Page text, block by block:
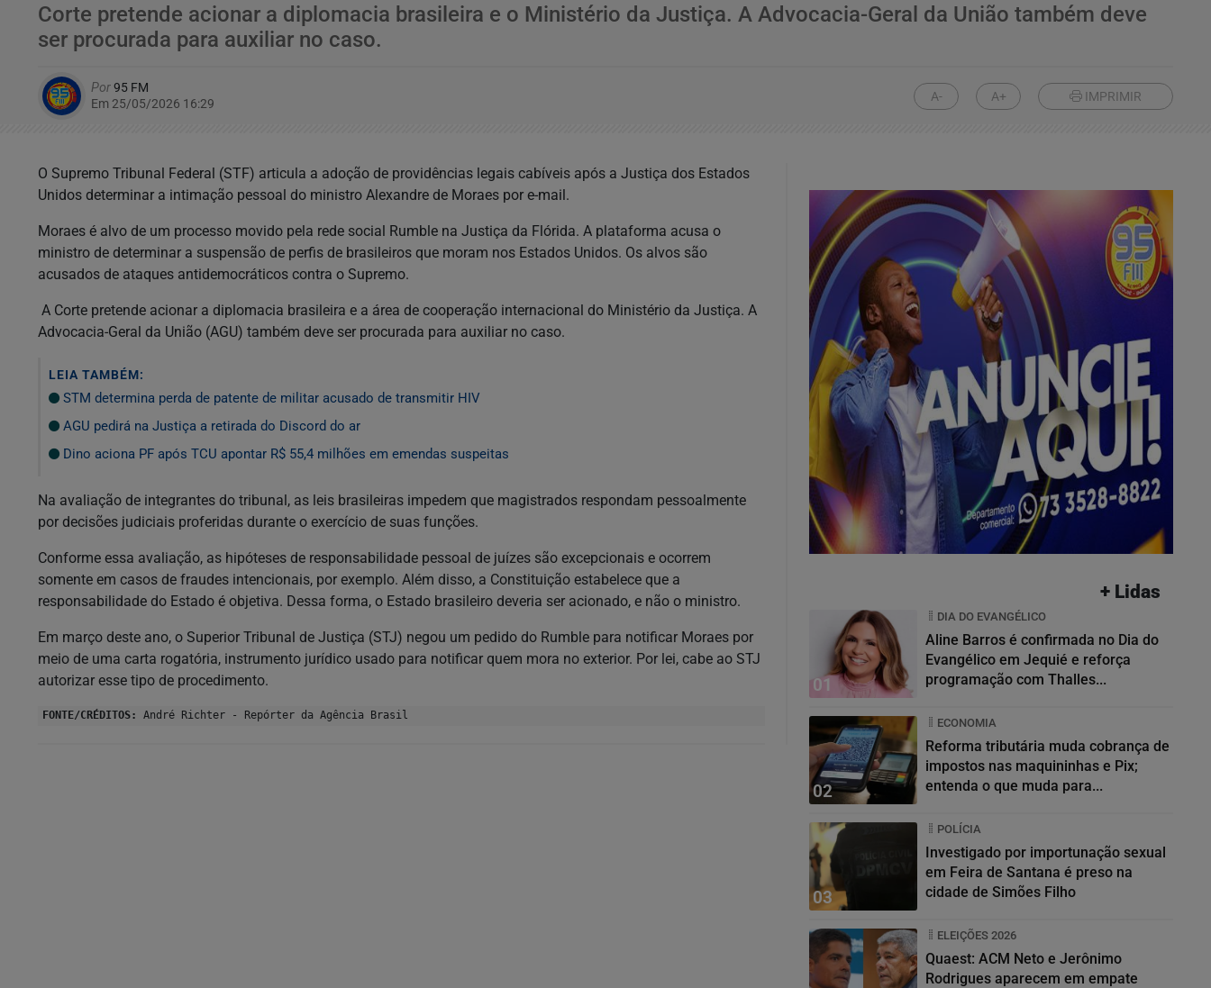
Corte pretende acionar a diplomacia brasileira e o Ministério da Justiça. A Advocacia-Geral da União também deve
ser procurada para auxiliar no caso.
Por95 FM
Em 25/05/2026 16:29
A- A+ IMPRIMIR
O Supremo Tribunal Federal (STF) articula a adoção de providências legais cabíveis após a Justiça dos Estados
Unidos determinar a intimação pessoal do ministro Alexandre de Moraes por e-mail.
Moraes é alvo de um processo movido pela rede social Rumble na Justiça da Flórida. A plataforma acusa o
ministro de determinar a suspensão de perfis de brasileiros que moram nos Estados Unidos. Os alvos são
acusados de ataques antidemocráticos contra o Supremo.
A Corte pretende acionar a diplomacia brasileira e a área de cooperação internacional do Ministério da Justiça. A
Advocacia-Geral da União (AGU) também deve ser procurada para auxiliar no caso.
LEIA TAMBÉM:
STM determina perda de patente de militar acusado de transmitir HIV
AGU pedirá na Justiça a retirada do Discord do ar
Dino aciona PF após TCU apontar R$ 55,4 milhões em emendas suspeitas
Na avaliação de integrantes do tribunal, as leis brasileiras impedem que magistrados respondam pessoalmente
por decisões judiciais proferidas durante o exercício de suas funções.
Conforme essa avaliação, as hipóteses de responsabilidade pessoal de juízes são excepcionais e ocorrem
somente em casos de fraudes intencionais, por exemplo. Além disso, a Constituição estabelece que a
responsabilidade do Estado é objetiva. Dessa forma, o Estado brasileiro deveria ser acionado, e não o ministro.
Em março deste ano, o Superior Tribunal de Justiça (STJ) negou um pedido do Rumble para notificar Moraes por
meio de uma carta rogatória, instrumento jurídico usado para notificar quem mora no exterior. Por lei, cabe ao STJ
autorizar esse tipo de procedimento.
FONTE/CRÉDITOS: André Richter - Repórter da Agência Brasil
+ Lidas
01
DIA DO EVANGÉLICO
Aline Barros é confirmada no Dia do
Evangélico em Jequié e reforça
programação com Thalles...
02
ECONOMIA
Reforma tributária muda cobrança de
impostos nas maquininhas e Pix;
entenda o que muda para...
03
POLÍCIA
Investigado por importunação sexual
em Feira de Santana é preso na
cidade de Simões Filho
ELEIÇÕES 2026
Quaest: ACM Neto e Jerônimo
Rodrigues aparecem em empate